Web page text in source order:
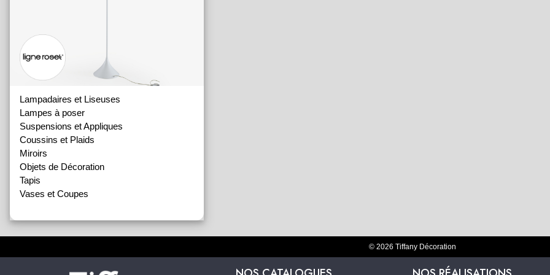
Lampadaires et Liseuses
Lampes à poser
Suspensions et Appliques
Coussins et Plaids
Miroirs
Objets de Décoration
Tapis
Vases et Coupes
© 2026 Tiffany Décoration